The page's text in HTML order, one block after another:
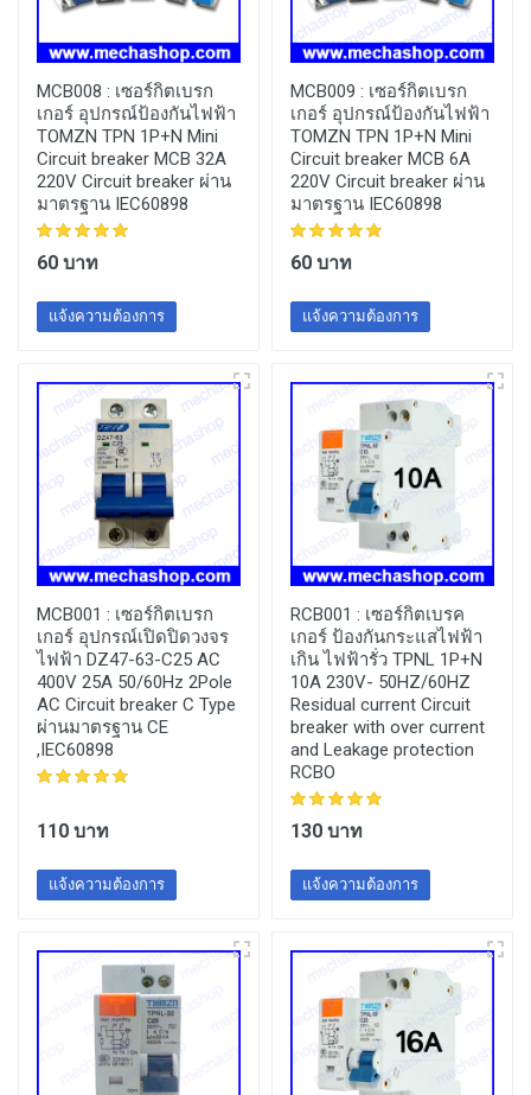
MCB008 : เซอร์กิตเบรก
เกอร์ อุปกรณ์ป้องกันไฟฟ้า
TOMZN TPN 1P+N Mini
Circuit breaker MCB 32A
220V Circuit breaker ผ่าน
มาตรฐาน IEC60898
60 บาท
แจ้งความต้องการ
MCB009 : เซอร์กิตเบรก
เกอร์ อุปกรณ์ป้องกันไฟฟ้า
TOMZN TPN 1P+N Mini
Circuit breaker MCB 6A
220V Circuit breaker ผ่าน
มาตรฐาน IEC60898
60 บาท
แจ้งความต้องการ
MCB001 : เซอร์กิตเบรก
เกอร์ อุปกรณ์เปิดปิดวงจร
ไฟฟ้า DZ47-63-C25 AC
400V 25A 50/60Hz 2Pole
AC Circuit breaker C Type
ผ่านมาตรฐาน CE
,IEC60898
110 บาท
แจ้งความต้องการ
RCB001 : เซอร์กิตเบรค
เกอร์ ป้องกันกระแสไฟฟ้า
เกิน ไฟฟ้ารั่ว TPNL 1P+N
10A 230V- 50HZ/60HZ
Residual current Circuit
breaker with over current
and Leakage protection
RCBO
130 บาท
แจ้งความต้องการ